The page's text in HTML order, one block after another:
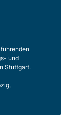
und
Stuttgart.